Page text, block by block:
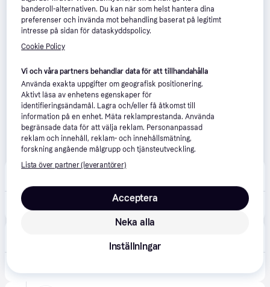
Synsam 4.2(201)
DAILIES Total 1 - 90 linser 838 kr
1-3 dagar
banderoll-alternativen. Du kan när som helst hantera dina
preferenser och invända mot behandling baserat på legitimt
intresse på sidan för dataskyddspolicy.
Cookie Policy
Vi och våra partners behandlar data för att tillhandahålla
Använda exakta uppgifter om geografisk positionering.
Aktivt läsa av enhetens egenskaper för
identifieringsändamål. Lagra och/eller få åtkomst till
information på en enhet. Mäta reklamprestanda. Använda
begränsade data för att välja reklam. Personanpassad
reklam och innehåll, reklam- och innehållsmätning,
forskning angående målgrupp och tjänsteutveckling.
Lista över partner (leverantörer)
Neka alla
Acceptera
Inställningar